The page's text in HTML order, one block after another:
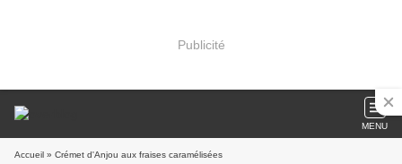
Publicité
MENU
Accueil » Crémet d'Anjou aux fraises caramélisées